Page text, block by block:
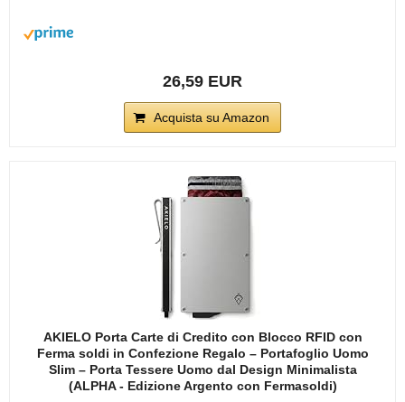
26,59 EUR
Acquista su Amazon
AKIELO Porta Carte di Credito con Blocco RFID con
Ferma soldi in Confezione Regalo – Portafoglio Uomo
Slim – Porta Tessere Uomo dal Design Minimalista
(ALPHA - Edizione Argento con Fermasoldi)